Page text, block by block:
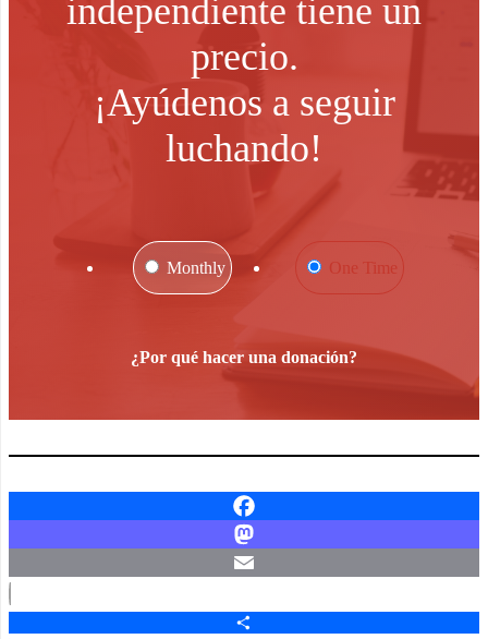
independiente tiene un
precio.
¡Ayúdenos a seguir
luchando!
One Time
Monthly
¿Por qué hacer una donación?
Email